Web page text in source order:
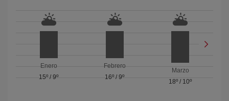
Enero
15º /9º
Febrero
16º / 9º
Marzo
18º / 10º